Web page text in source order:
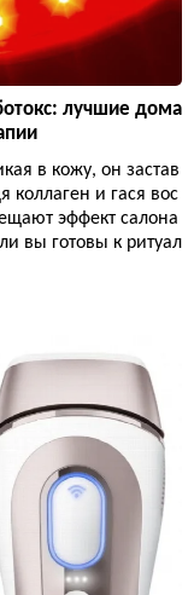
лучшие дома
в кожу, он застав
коллаген и гася вос
эффект салона
вы готовы к ритуал